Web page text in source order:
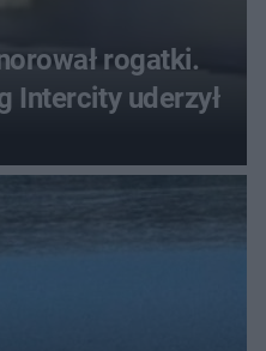
rogatki.
Intercity uderzył